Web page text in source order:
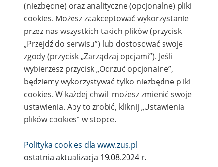
Szkolenia
Zaproś ZUS do siebie - zakładanie profili
eZUS w siedzibie Twojej firmy
Rodzaj wydarzenia
Szkolenia
(niezbędne) oraz analityczne (opcjonalne) pliki
cookies. Możesz zaakceptować wykorzystanie
przez nas wszystkich takich plików (przycisk
„Przejdź do serwisu”) lub dostosować swoje
zgody (przycisk „Zarządzaj opcjami”). Jeśli
wybierzesz przycisk „Odrzuć opcjonalne”,
będziemy wykorzystywać tylko niezbędne pliki
cookies. W każdej chwili możesz zmienić swoje
ustawienia. Aby to zrobić, kliknij „Ustawienia
plików cookies” w stopce.
Polityka cookies dla www.zus.pl
ostatnia aktualizacja 19.08.2024 r.